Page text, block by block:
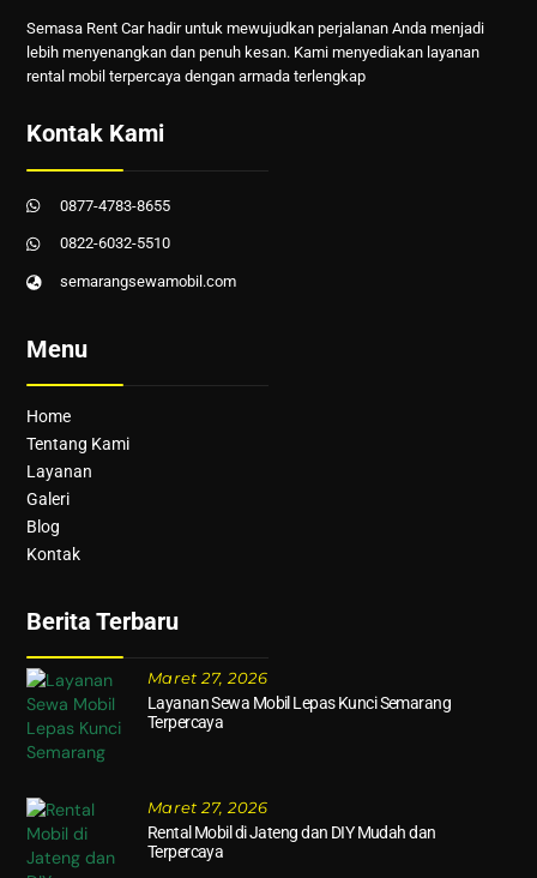
Semasa Rent Car hadir untuk mewujudkan perjalanan Anda menjadi
lebih menyenangkan dan penuh kesan. Kami menyediakan layanan
rental mobil terpercaya dengan armada terlengkap
Kontak Kami
0877-4783-8655
0822-6032-5510
semarangsewamobil.com
Menu
Home
Tentang Kami
Layanan
Galeri
Blog
Kontak
Berita Terbaru
Maret 27, 2026
Layanan Sewa Mobil Lepas Kunci Semarang
Terpercaya
Maret 27, 2026
Rental Mobil di Jateng dan DIY Mudah dan
Terpercaya